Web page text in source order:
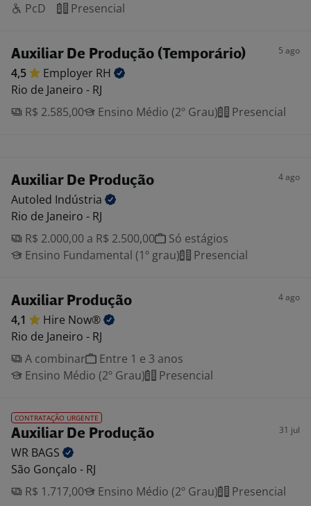
PcD
Presencial
Auxiliar De Produção (Temporário) 5 ago
4,5 Employer RH
Rio de Janeiro - RJ
R$ 2.585,00
Ensino Médio (2º Grau) Presencial
Auxiliar De Produção 4 ago
Autoled Indústria
Rio de Janeiro - RJ
R$ 2.000,00 a R$ 2.500,00
Só estágios
Ensino Fundamental (1º grau)
Presencial
Auxiliar Produção 4 ago
4,1 Hire Now®
Rio de Janeiro - RJ
A combinar
Entre 1 e 3 anos
Ensino Médio (2º Grau)
Presencial
CONTRATAÇÃO URGENTE
Auxiliar De Produção 31 jul
WR BAGS
São Gonçalo - RJ
R$ 1.717,00
Ensino Médio (2º Grau) Presencial